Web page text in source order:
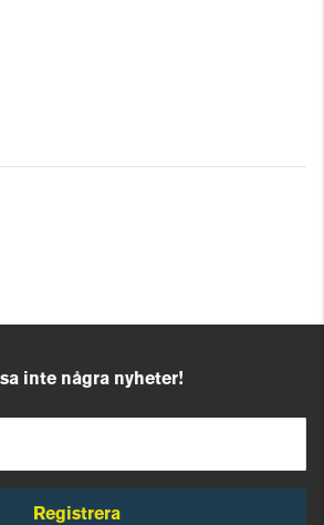
inte några nyheter!
Registrera